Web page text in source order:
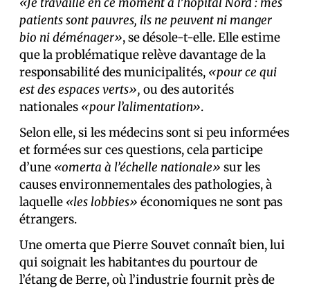
patients sont pauvres, ils ne peuvent ni manger
bio ni déménager», se désole-t-elle. Elle estime
que la problématique relève davantage de la
responsabilité des municipalités, «pour ce qui
est des espaces verts», ou des autorités
nationales «pour l’alimentation».
Selon elle, si les médecins sont si peu informé·es
et formé·es sur ces questions, cela participe
d’une «omerta à l’échelle nationale» sur les
causes environnementales des pathologies, à
laquelle «les lobbies» économiques ne sont pas
étrangers.
Une omerta que Pierre Souvet connaît bien, lui
qui soignait les habitant·es du pourtour de
l’étang de Berre, où l’industrie fournit près de